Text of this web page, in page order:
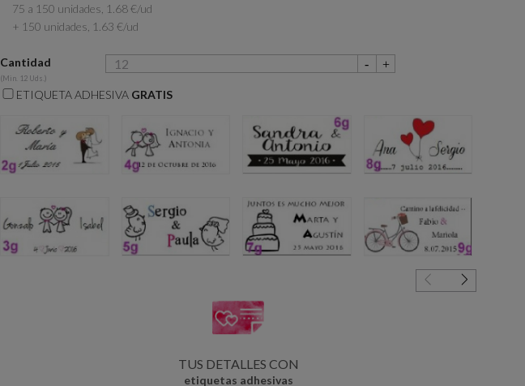
75 a 150 unidades, 1.68 €/ud
+ 150 unidades, 1.63 €/ud
Cantidad
(Min. 12 Uds.)
ETIQUETA ADHESIVA GRATIS
TUS DETALLES CON
etiquetas adhesivas